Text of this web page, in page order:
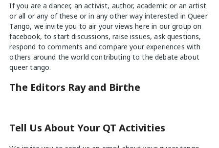
If you are a dancer, an activist, author, academic or an artist
or all or any of these or in any other way interested in Queer
Tango, we invite you to air your viewshere in our group on
facebook, to start discussions, raise issues, ask questions,
respond to comments and compare your experiences with
others around the world contributing to the debate about
queer tango.
The Editors Ray and Birthe
Tell Us About Your QT Activities